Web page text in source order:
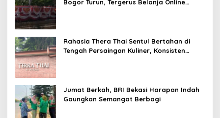
Bogor Turun, Tergerus Belanja Online
Rahasia Thera Thai Sentul Bertahan di
Tengah Persaingan Kuliner, Konsisten
Jumat Berkah, BRI Bekasi Harapan Indah
Gaungkan Semangat Berbagi